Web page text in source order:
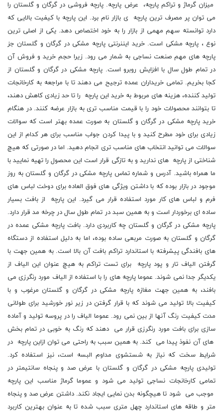
میزان گرماژ و تراکم پارچه، عرض پارچه. پارچه فروشی در گرگان و گلستان را
می توان پر مصرف ترین پارچه ی بازار نام برد. این پارچه با کیفیت بالایی که
دارد توانسته سهم مهمی از بازار را به خود اختصاص دهد. یکی از اصلی ترین
نوع ، پارچه مشکی است. خرید ایننرنتی پارچه مشکی در گرگان و گلستان جز
پارچه های مهم صنعت نساجی به شمار می رود. زیرا حجم خرید و فروش آن
در تمام طول سال با افزایش روبرو است. پارچه مشکی در گرگان و گلستان از
کجا بخریم. تمامی خریداران عمده ترجیح می دهند تا با مراجعه به کارخانجات
تولید کننده، هزینه های مربوط به خرید این پارچه را تا حد زیادی کاهش دهند،
تا بتوانند محصولات خود را با قیمت مناسب تری به بازار عرضه کنند. در هنگام
خرید پارچه مشکی در گرگان و گلستان به صورت عمده بهتر است که سوالات
زیادی برای خود مطرح کنید و با پیدا کردن جواب مناسب برای هر کدام از این
سوالات می توانید انتخاب های مناسب تری انجام دهید. اما در صورتی که هیچ
شناختی از پارچه های ندارید و به تازگی قرار است این محصول را تهیه نمایید با
ما همراه باشید. آدرس و شماره تماس پارچه مشکی در گرگان و گلستان به روز
موجود در بازار بوده که با داشتن ویژگی های فوق العاده برای دوخت لباس های
فرم و لباس های کار مورد استفاده قرار می گیرد. این پارچه از بافت بسیار
ساده ای برخوردار است و به همین سبد در تمام طول سال در چرخه مد قرار دارد.
پارچه مشکی در گرگان و گلستان چه کاربردی دارد. بافت پارچه مشکی عمده در
گرگان و گلستان به صورت مربعی ساده بوده، اما به دلیل استفاده از دستگاه
های بافندگی پیشرفته با استاندارد تراکم بافت آن بالا است. به همین جهت با
گرفتن الیاف تار و پود پارچه برای تست تراکم به هیچ عنوان این الیاف از
یکدیگر جدا نمی شوند. عموما پارچه های را با استفاده از الیاف مورد رنگرزی می
بافند، به همین جهت مغازه پارچه مشکی در گرگان و گلستان مرغوب و با
کیفیت بالا تولید می شوند که با قرار گرفتن در زیر نور خورشید برای طولانی
مدت کیفیت رنگ آنها از بین نمی رود. عموما الیاف را در پروسه تولید و آماده
سازی برای بافت مورد رنگرزی قرار می دهند که رنگ به خوبی در تمام بخش
های آن نفوذ پیدا می کند. به همین سبب به راحتی می توان ازاین پارچه در
شرایط سخت که نیاز به شستشوی مداوم البسه است، نیز استفاده کرد.
تولیدی پارچه مشکی در گرگان و گلستان با عرض صد و پنجاه سانتیمتر در
تمامی کارخانجات نساجی تولید می شود و عموما گرماژ مناسب این پارچه
موجب می شود تا هیچگونه بدن نمایی ایجاد نکند. داشتن عرض صد و پنجاه
متر و طاقه های استاندارد چهل متری سبب شده تا به عنوان بهترین کاربرد